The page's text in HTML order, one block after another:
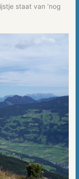
staat van ‘nog